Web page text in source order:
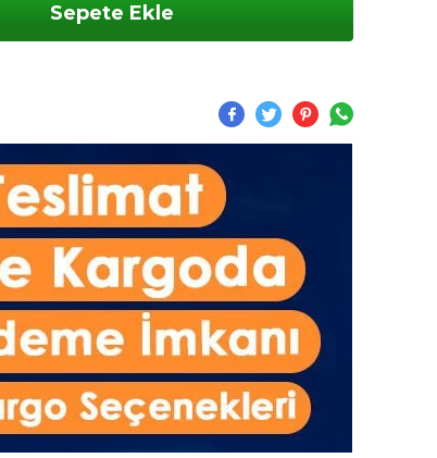
Sepete Ekle